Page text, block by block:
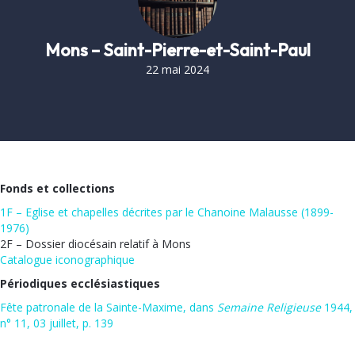
Mons – Saint-Pierre-et-Saint-Paul
22 mai 2024
Fonds et collections
1F – Eglise et chapelles décrites par le Chanoine Malausse (1899-
1976)
2F – Dossier diocésain relatif à Mons
Catalogue iconographique
Périodiques ecclésiastiques
Fête patronale de la Sainte-Maxime, dans Semaine Religieuse1944,
n° 11, 03 juillet, p. 139